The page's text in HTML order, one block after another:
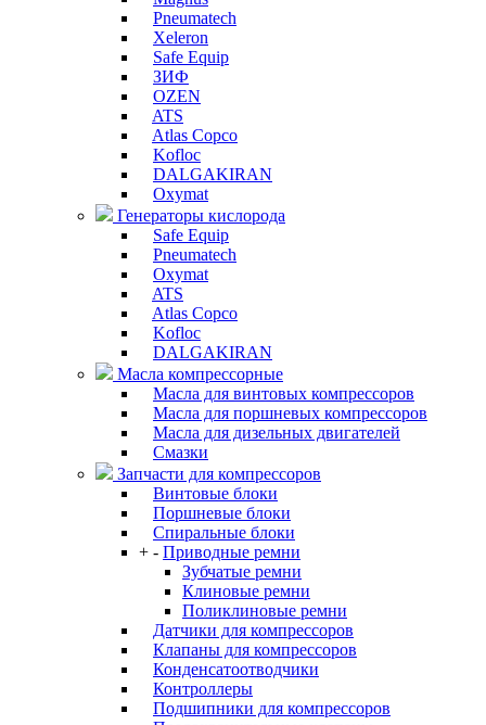
Pneumatech
Xeleron
Safe Equip
ЗИФ
OZEN
ATS
Atlas Copco
Kofloc
DALGAKIRAN
Oxymat
Генераторы кислорода
Safe Equip
Pneumatech
Oxymat
ATS
Atlas Copco
Kofloc
DALGAKIRAN
Масла компрессорные
Масла для винтовых компрессоров
Масла для поршневых компрессоров
Масла для дизельных двигателей
Смазки
Запчасти для компрессоров
Винтовые блоки
Поршневые блоки
Спиральные блоки
+ - Приводные ремни
Зубчатые ремни
Клиновые ремни
Поликлиновые ремни
Датчики для компрессоров
Клапаны для компрессоров
Конденсатоотводчики
Контроллеры
Подшипники для компрессоров